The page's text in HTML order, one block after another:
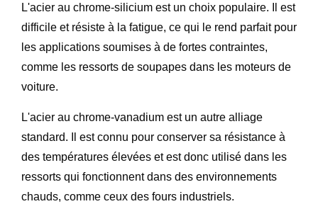
L'acier au chrome-silicium est un choix populaire. Il est
difficile et résiste à la fatigue, ce qui le rend parfait pour
les applications soumises à de fortes contraintes,
comme les ressorts de soupapes dans les moteurs de
voiture.
L'acier au chrome-vanadium est un autre alliage
standard. Il est connu pour conserver sa résistance à
des températures élevées et est donc utilisé dans les
ressorts qui fonctionnent dans des environnements
chauds, comme ceux des fours industriels.